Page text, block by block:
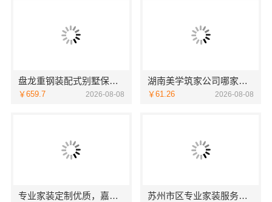
盘龙重钢装配式别墅保温隔热，云南晟构建筑建材有限公司
￥659.7 2026-08-08
湖南美学筑家公司哪家专业：源头直供建材
￥61.26 2026-08-08
专业家装定制优质，嘉兴绿色之家建材科技实现您的理想居所 苏州市区专业家装服务报价老房翻新_苏州百年豪庭新材料